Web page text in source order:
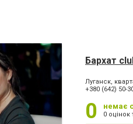
Бархат
Луганск,
+380 (642) 50-
0 немає
0 оцінок